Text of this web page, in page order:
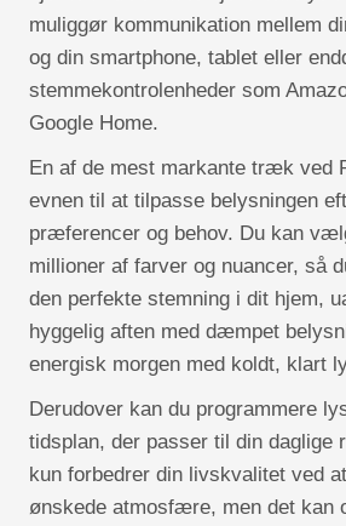
muliggør kommunikation mellem
og din smartphone, tablet eller
stemmekontrolenheder som
Google Home.
En af de mest markante træk ved
evnen til at tilpasse belysningen
præferencer og behov. Du kan
millioner af farver og nuancer, så
den perfekte stemning i dit hjem,
hyggelig aften med dæmpet
energisk morgen med koldt, klart
Derudover kan du programmere
tidsplan, der passer til din daglige
kun forbedrer din livskvalitet ved
ønskede atmosfære, men det kan